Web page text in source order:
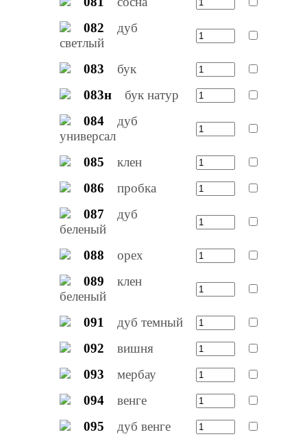
082
дуб
светлый
083
бук
083н
бук натур
084
дуб
универсал
085
клен
086
пробка
087
дуб
беленый
088
орех
089
клен
беленый
091
дуб темный
092
вишня
093
мербау
094
венге
095
дуб венге